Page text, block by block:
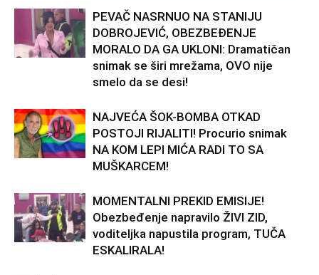
PEVAČ NASRNUO NA STANIJU
DOBROJEVIĆ, OBEZBEĐENJE
MORALO DA GA UKLONI: Dramatičan
snimak se širi mrežama, OVO nije
smelo da se desi!
NAJVEĆA ŠOK-BOMBA OTKAD
POSTOJI RIJALITI! Procurio snimak
NA KOM LEPI MIĆA RADI TO SA
MUŠKARCEM!
MOMENTALNI PREKID EMISIJE!
Obezbeđenje napravilo ŽIVI ZID,
voditeljka napustila program, TUČA
ESKALIRALA!